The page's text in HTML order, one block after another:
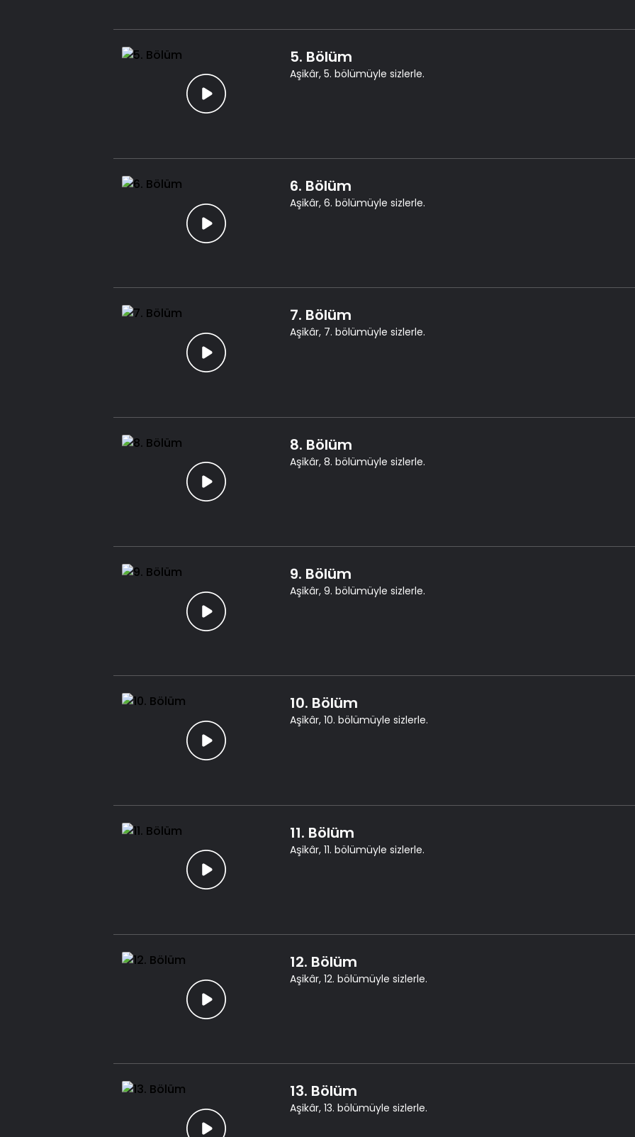
5. Bölüm
Aşikâr, 5. bölümüyle sizlerle.
6. Bölüm
Aşikâr, 6. bölümüyle sizlerle.
7. Bölüm
Aşikâr, 7. bölümüyle sizlerle.
8. Bölüm
Aşikâr, 8. bölümüyle sizlerle.
9. Bölüm
Aşikâr, 9. bölümüyle sizlerle.
10. Bölüm
Aşikâr, 10. bölümüyle sizlerle.
11. Bölüm
Aşikâr, 11. bölümüyle sizlerle.
12. Bölüm
Aşikâr, 12. bölümüyle sizlerle.
13. Bölüm
Aşikâr, 13. bölümüyle sizlerle.